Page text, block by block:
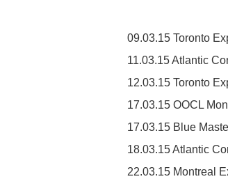
09.03.15 Toronto
11.03.15 Atlantic
12.03.15 Toronto
17.03.15 OOCL
17.03.15 Blue
18.03.15 Atlantic
22.03.15 Montreal